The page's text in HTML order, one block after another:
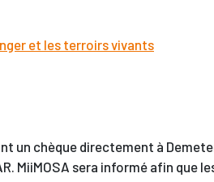
et les terroirs vivants
un chèque directement à
MiiMOSA sera informé afin que